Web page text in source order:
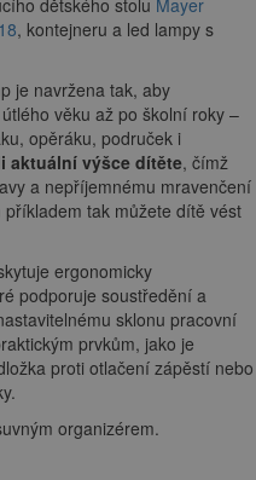
dětského stolu Mayer
, kontejneru a led lampy s
je navržena tak, aby
věku až po školní roky –
opěráku, područek i
aktuální výšce dítěte, čímž
a nepříjemnému mravenčení
tak můžete dítě vést
ergonomicky
podporuje soustředění a
sklonu pracovní
prvkům, jako je
proti otlačení zápěstí nebo
organizérem.